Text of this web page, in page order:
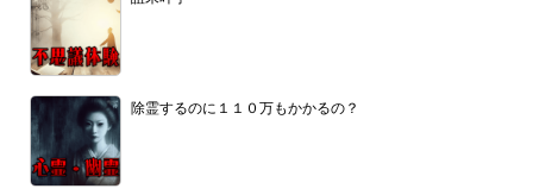
除霊するのに１１０万もかかるの？